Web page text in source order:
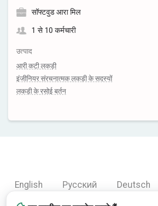
सॉफ्टवुड आरा मिल
1 से 10 कर्मचारी
उत्पाद
आरी कटी लकड़ी
इंजीनियर संरचनात्मक लकड़ी के सदस्यों
लकड़ी के रसोई बर्तन
English Русский Deutsch
Español
Français